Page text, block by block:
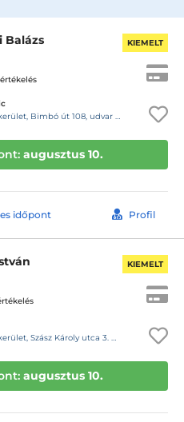
Balázs
út 108, udvar 13 ajtó. Kaputelefon 13- Rendelő
KIEMELT
augusztus 10.
időpont Profil
Szász Károly utca 3. Fszt. 4.
KIEMELT
augusztus 10.